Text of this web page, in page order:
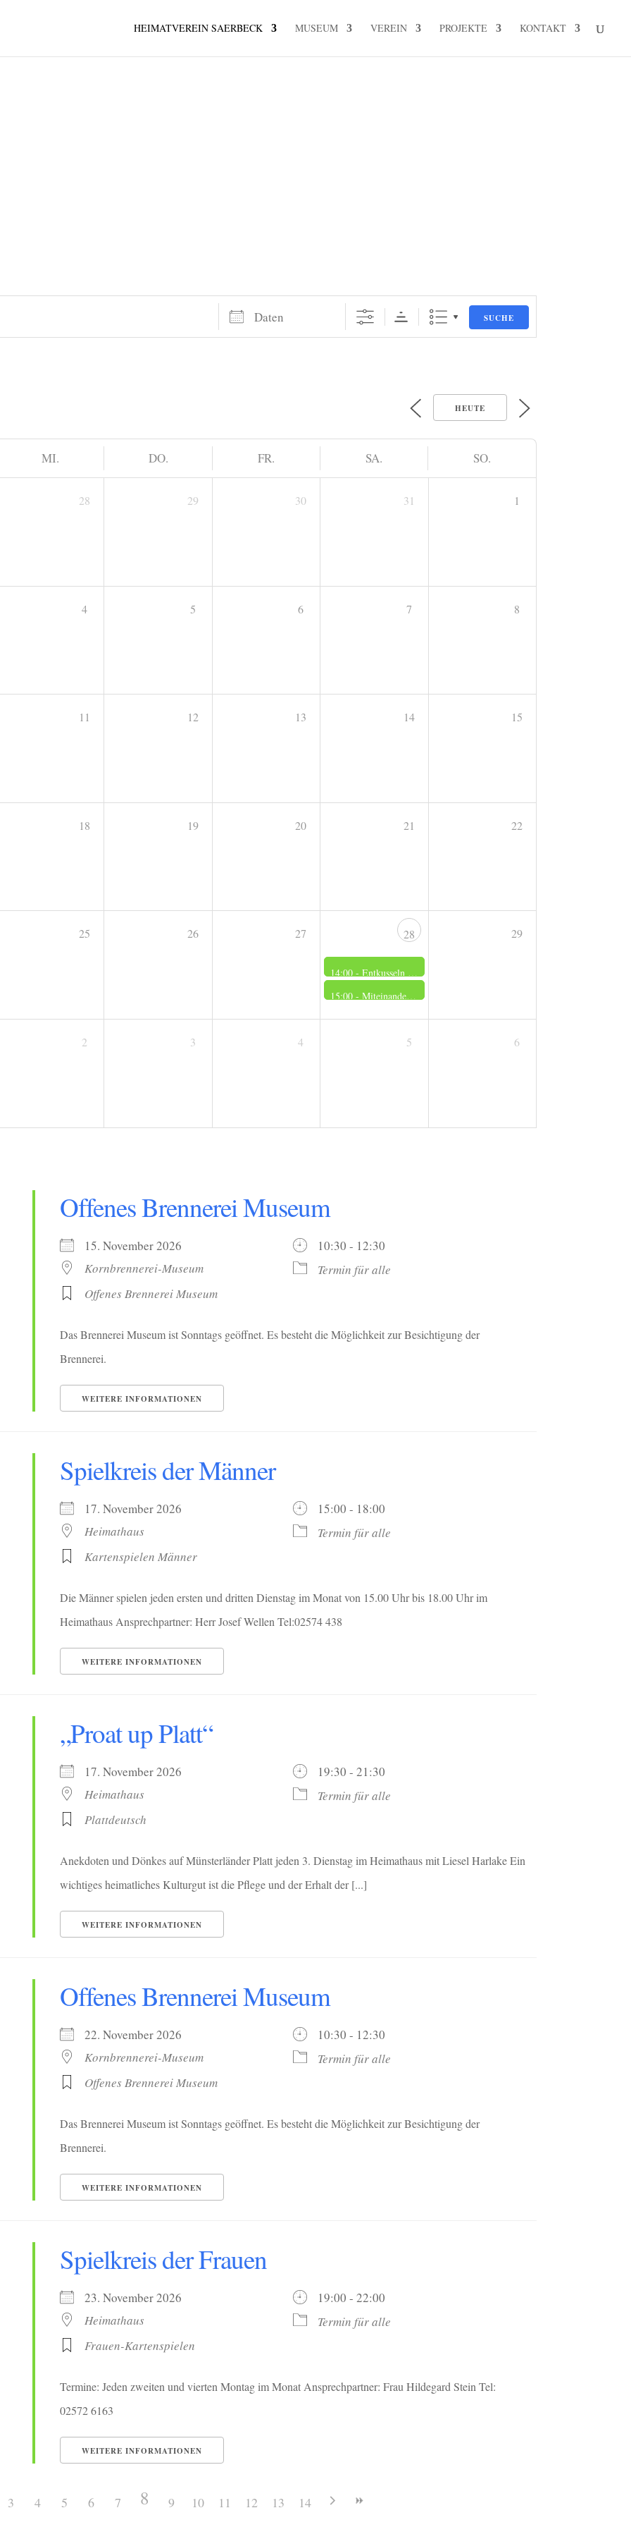
HEIMATVEREIN SAERBECK MUSEUM VEREIN PROJEKTE KONTAKT
Daten SUCHE
HEUTE
MI. DO. FR. SA. SO.
28 29 30 31 1
4 5 6 7 8
11 12 13 14 15
18 19 20 21 22
25 26 27 28
14:00 -Entkusseln und Impfen: Aktion Heidepflege Bertlings Haar
15:00 -Miteinander singen – Tradition neu erleben
29
2 3 4 5 6
Offenes Brennerei Museum
15. November 2026
10:30 - 12:30
Kornbrennerei-Museum
Termin für alle
Offenes Brennerei Museum
Das Brennerei Museum ist Sonntags geöffnet. Es besteht die Möglichkeit zur Besichtigung der
Brennerei.
WEITERE INFORMATIONEN
Spielkreis der Männer
17. November 2026
15:00 - 18:00
Heimathaus
Termin für alle
Kartenspielen Männer
Die Männer spielen jeden ersten und dritten Dienstag im Monat von 15.00 Uhr bis 18.00 Uhr im
Heimathaus Ansprechpartner: Herr Josef Wellen Tel:02574 438
WEITERE INFORMATIONEN
„Proat up Platt“
17. November 2026
19:30 - 21:30
Heimathaus
Termin für alle
Plattdeutsch
Anekdoten und Dönkes auf Münsterländer Platt jeden 3. Dienstag im Heimathaus mit Liesel Harlake Ein
wichtiges heimatliches Kulturgut ist die Pflege und der Erhalt der [...]
WEITERE INFORMATIONEN
Offenes Brennerei Museum
22. November 2026
10:30 - 12:30
Kornbrennerei-Museum
Termin für alle
Offenes Brennerei Museum
Das Brennerei Museum ist Sonntags geöffnet. Es besteht die Möglichkeit zur Besichtigung der
Brennerei.
WEITERE INFORMATIONEN
Spielkreis der Frauen
23. November 2026
19:00 - 22:00
Heimathaus
Termin für alle
Frauen-Kartenspielen
Termine: Jeden zweiten und vierten Montag im Monat Ansprechpartner: Frau Hildegard Stein Tel:
02572 6163
WEITERE INFORMATIONEN
3 4 5 6 7 8 9 10 11 12 13 14